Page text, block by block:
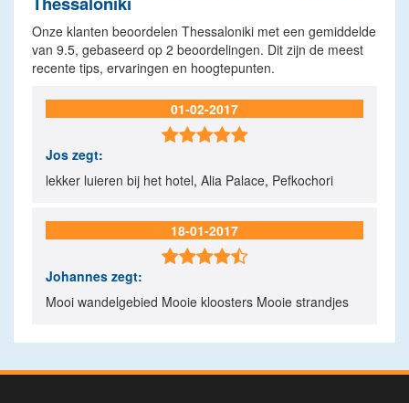
Onze klanten beoordelen Thessaloniki met een gemiddelde
van 9.5, gebaseerd op 2 beoordelingen. Dit zijn de meest
recente tips, ervaringen en hoogtepunten.
01-02-2017

Jos zegt:
lekker luieren bij het hotel, Alia Palace, Pefkochori
18-01-2017

Johannes zegt:
Mooi wandelgebied Mooie kloosters Mooie strandjes